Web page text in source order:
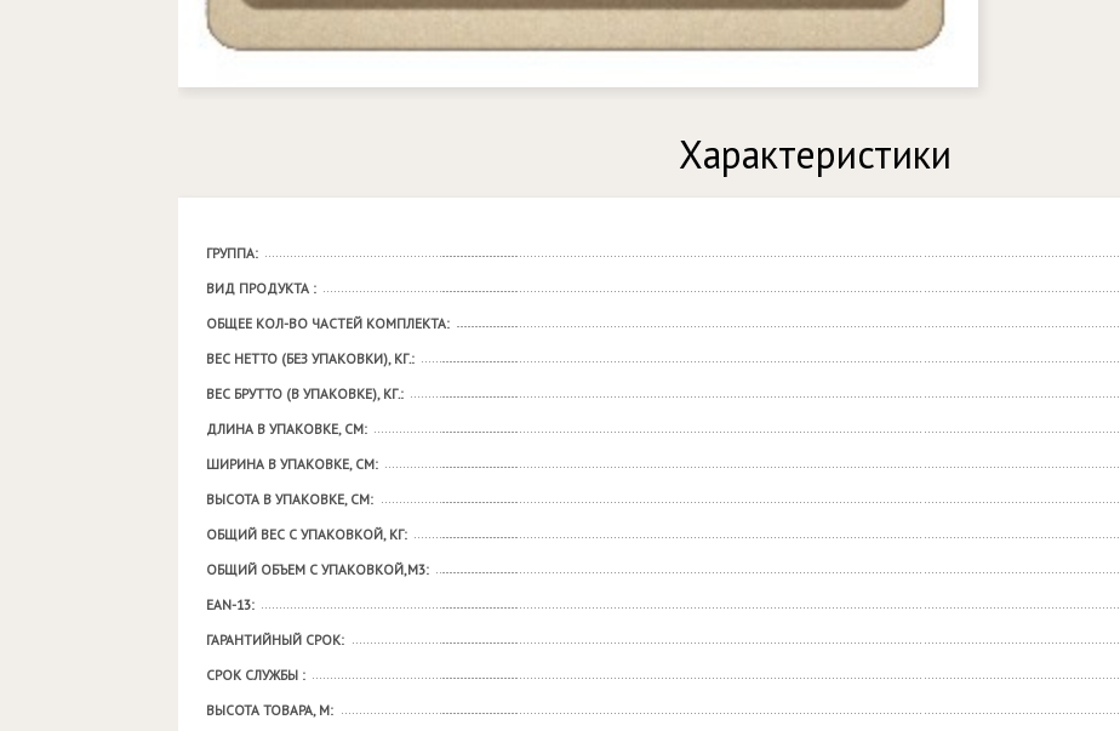
Характеристики
ГРУППА:
ВИД ПРОДУКТА :
ОБЩЕЕ КОЛ-ВО ЧАСТЕЙ КОМПЛЕКТА:
ВЕС НЕТТО (БЕЗ УПАКОВКИ), КГ.:
ВЕС БРУТТО (В УПАКОВКЕ), КГ.:
ДЛИНА В УПАКОВКЕ, СМ:
ШИРИНА В УПАКОВКЕ, СМ:
ВЫСОТА В УПАКОВКЕ, СМ:
ОБЩИЙ ВЕС С УПАКОВКОЙ, КГ:
ОБЩИЙ ОБЪЕМ С УПАКОВКОЙ,М3:
EAN-13:
ГАРАНТИЙНЫЙ СРОК:
СРОК СЛУЖБЫ :
ВЫСОТА ТОВАРА, М: